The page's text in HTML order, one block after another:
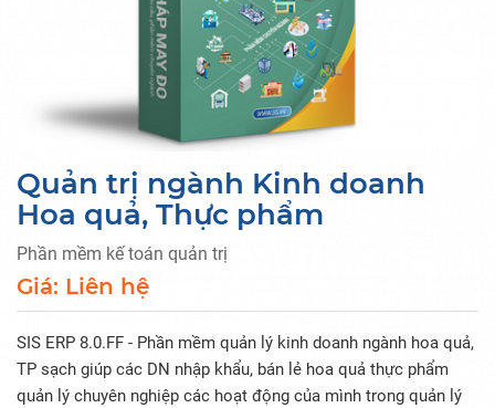
Quản trị ngành Kinh doanh
Hoa quả, Thực phẩm
Phần mềm kế toán quản trị
Giá: Liên hệ
SIS ERP 8.0.FF - Phần mềm quản lý kinh doanh ngành hoa quả,
TP sạch giúp các DN nhập khẩu, bán lẻ hoa quả thực phẩm
quản lý chuyên nghiệp các hoạt động của mình trong quản lý